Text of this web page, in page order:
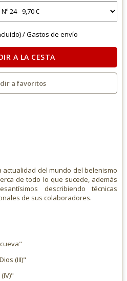
/Gastos de envío
A LA CESTA
a favoritos
del mundo del belenismo
de todo lo que sucede, además
describiendo técnicas
de sus colaboradores.
(III)"